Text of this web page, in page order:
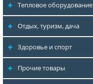
Тепловое оборудование
Отдых, туризм, дача
Здоровье и спорт
Прочие товары